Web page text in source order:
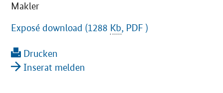
Makler
Exposé download (1288 Kb, PDF )
Drucken
Inserat melden